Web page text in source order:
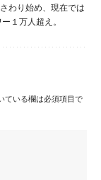
わり始め、現在では
１万人超え。
ている欄は必須項目で